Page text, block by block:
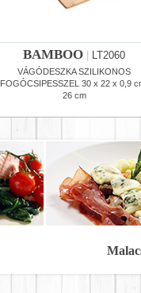
BAMBOO LT2060
VÁGÓDESZKA SZILIKONOS
FOGÓCSIPESSZEL 30 x 22 x 0,9
26 cm